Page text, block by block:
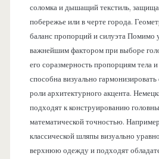
соломка и дышащий текстиль,
побережье или в черте города.
баланс пропорций и силуэта Помимо
важнейшим фактором при выборе
его соразмерность пропорциям тела
способна визуально
роли архитектурного акцента.
подходят к конструированию
математической точностью.
классической шляпы визуально
верхнюю одежду и подходят